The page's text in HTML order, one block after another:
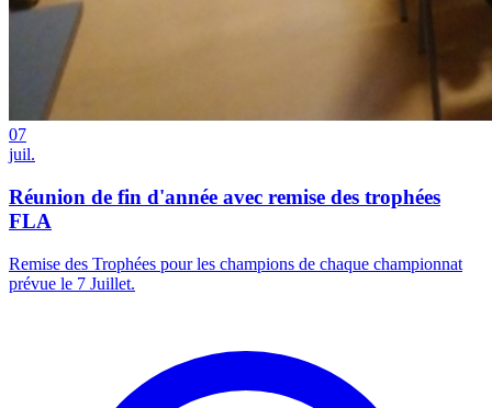
07
juil.
Réunion de fin d'année avec remise des trophées
FLA
Remise des Trophées pour les champions de chaque championnat
prévue le 7 Juillet.